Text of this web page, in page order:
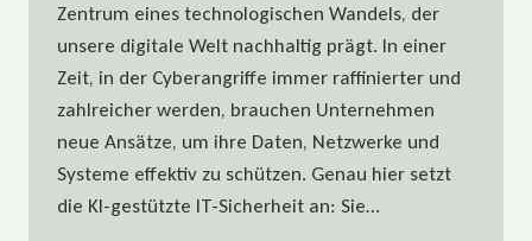
Zentrum eines technologischen Wandels, der
unsere digitale Welt nachhaltig prägt. In einer
Zeit, in der Cyberangriffe immer raffinierter und
zahlreicher werden, brauchen Unternehmen
neue Ansätze, um ihre Daten, Netzwerke und
Systeme effektiv zu schützen. Genau hier setzt
die KI-gestützte IT-Sicherheit an: Sie…